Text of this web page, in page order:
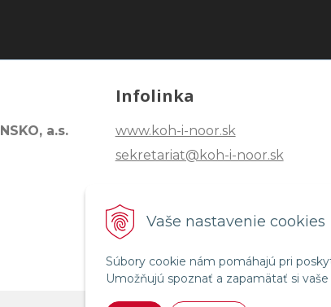
Vaše nastavenie cookies
Súbory cookie nám pomáhajú pri
Umožňujú spoznať a zapamätať si
a.s.
Infolinka
www.koh-i-noor.sk
sekretariat@koh-i-noor.sk
Tel: +421 2 40252101
Fax: +421 2 44872870